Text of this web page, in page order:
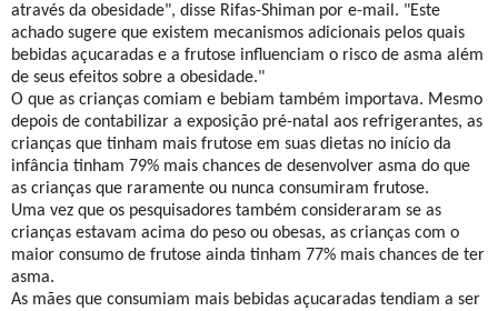
através da obesidade", disse Rifas-Shiman por e-mail. "Este
achado sugere que existem mecanismos adicionais pelos quais
bebidas açucaradas e a frutose influenciam o risco de asma além
de seus efeitos sobre a obesidade."
O que as crianças comiam e bebiam também importava. Mesmo
depois de contabilizar a exposição pré-natal aos refrigerantes, as
crianças que tinham mais frutose em suas dietas no início da
infância tinham 79% mais chances de desenvolver asma do que
as crianças que raramente ou nunca consumiram frutose.
Uma vez que os pesquisadores também consideraram se as
crianças estavam acima do peso ou obesas, as crianças com o
maior consumo de frutose ainda tinham 77% mais chances de ter
asma.
As mães que consumiam mais bebidas açucaradas tendiam a ser